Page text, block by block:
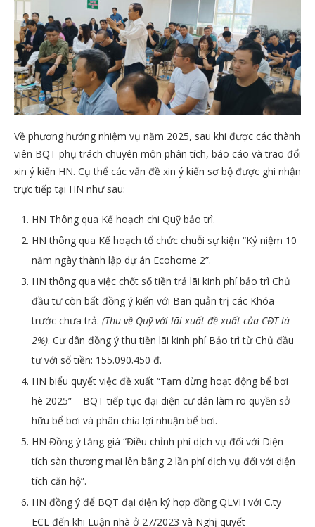
Về phương hướng nhiệm vụ năm 2025, sau khi được các thành
viên BQT phụ trách chuyên môn phân tích, báo cáo và trao đổi
xin ý kiến HN. Cụ thể các vấn đề xin ý kiến sơ bộ được ghi nhận
trực tiếp tại HN như sau:
HN Thông qua Kế hoạch chi Quỹ bảo trì.
HN thông qua Kế hoạch tổ chức chuỗi sự kiện “Kỷ niệm 10
năm ngày thành lập dự án Ecohome 2”.
HN thông qua việc chốt số tiền trả lãi kinh phí bảo trì Chủ
đầu tư còn bất đồng ý kiến với Ban quản trị các Khóa
trước chưa trả. (Thu về Quỹ với lãi xuất đề xuất của CĐT là
2%). Cư dân đồng ý thu tiền lãi kinh phí Bảo trì từ Chủ đầu
tư với số tiền: 155.090.450 đ.
HN biểu quyết việc đề xuất “Tạm dừng hoạt động bể bơi
hè 2025” – BQT tiếp tục đại diện cư dân làm rõ quyền sở
hữu bể bơi và phân chia lợi nhuận bể bơi.
HN Đồng ý tăng giá “Điều chỉnh phí dịch vụ đối với Diện
tích sàn thương mại lên bằng 2 lần phí dịch vụ đối với diện
tích căn hộ”.
HN đồng ý để BQT đại diện ký hợp đồng QLVH với C.ty
ECL đến khi Luận nhà ở 27/2023 và Nghị quyết